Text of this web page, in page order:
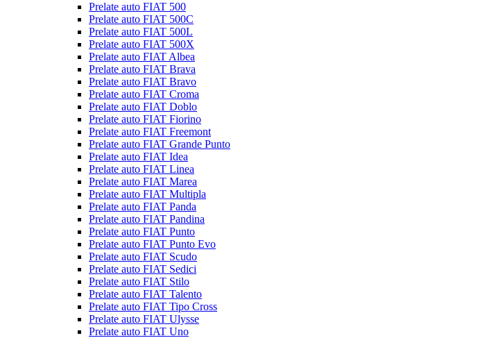
Prelate auto FIAT 500
Prelate auto FIAT 500C
Prelate auto FIAT 500L
Prelate auto FIAT 500X
Prelate auto FIAT Albea
Prelate auto FIAT Brava
Prelate auto FIAT Bravo
Prelate auto FIAT Croma
Prelate auto FIAT Doblo
Prelate auto FIAT Fiorino
Prelate auto FIAT Freemont
Prelate auto FIAT Grande Punto
Prelate auto FIAT Idea
Prelate auto FIAT Linea
Prelate auto FIAT Marea
Prelate auto FIAT Multipla
Prelate auto FIAT Panda
Prelate auto FIAT Pandina
Prelate auto FIAT Punto
Prelate auto FIAT Punto Evo
Prelate auto FIAT Scudo
Prelate auto FIAT Sedici
Prelate auto FIAT Stilo
Prelate auto FIAT Talento
Prelate auto FIAT Tipo Cross
Prelate auto FIAT Ulysse
Prelate auto FIAT Uno